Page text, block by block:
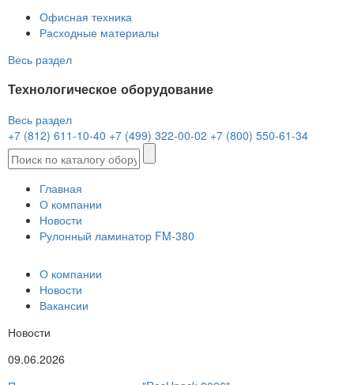
Офисная техника
Расходные материалы
Весь раздел
Технологическое оборудование
Весь раздел
+7 (812) 611-10-40 +7 (499) 322-00-02 +7 (800) 550-61-34
Главная
О компании
Новости
Рулонный ламинатор FM-380
О компании
Новости
Вакансии
Новости
09.06.2026